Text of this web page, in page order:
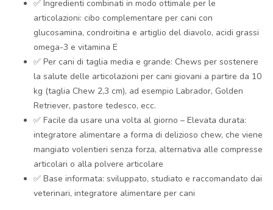
✅ Ingredienti combinati in modo ottimale per le
articolazioni: cibo complementare per cani con
glucosamina, condroitina e artiglio del diavolo, acidi grassi
omega-3 e vitamina E
✅ Per cani di taglia media e grande: Chews per sostenere
la salute delle articolazioni per cani giovani a partire da 10
kg (taglia Chew 2,3 cm), ad esempio Labrador, Golden
Retriever, pastore tedesco, ecc.
✅ Facile da usare una volta al giorno – Elevata durata:
integratore alimentare a forma di delizioso chew, che viene
mangiato volentieri senza forza, alternativa alle compresse
articolari o alla polvere articolare
✅ Base informata: sviluppato, studiato e raccomandato dai
veterinari, integratore alimentare per cani